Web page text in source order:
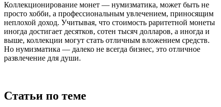
Коллекционирование монет — нумизматика, может быть не
просто хобби, а профессиональным увлечением, приносящим
неплохой доход. Учитывая, что стоимость раритетной монеты
иногда достигает десятков, сотен тысяч долларов, а иногда и
выше, коллекции могут стать отличным вложением средств.
Но нумизматика — далеко не всегда бизнес, это отличное
развлечение для души.
Статьи по теме